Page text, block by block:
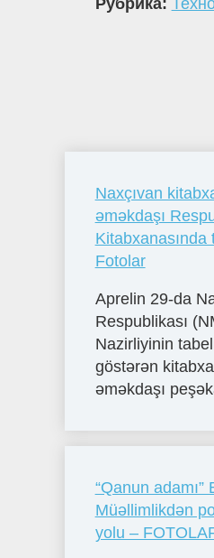
Рубрика:
Naxçıvan
əməkdaşı
Fotolar
Aprelin 29-da
Respublikası
Nazirliyinin
göstərən
əməkdaşı
“Qanun
Müəllimlikdən
yolu –